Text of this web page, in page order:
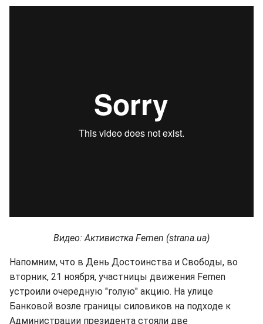
Видео: Активистка Femen (strana.ua)
Напомним, что в День Достоинства и Свободы, во
вторник, 21 ноября, участницы движения Femen
устроили очередную "голую" акцию. На улице
Банковой возле границы силовиков на подходе к
Администрации президента стояли две